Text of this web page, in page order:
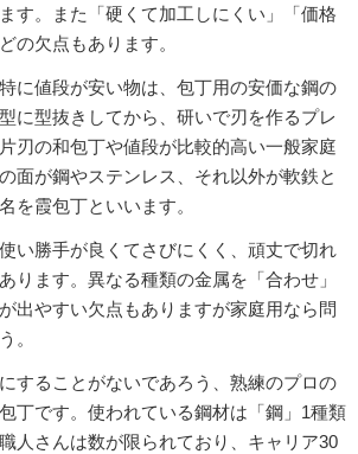
す。また「硬くて加工しにくい」「価格
の欠点もあります。
に値段が安い物は、包丁用の安価な鋼の
に型抜きしてから、研いで刃を作るプレ
刃の和包丁や値段が比較的高い一般家庭
面が鋼やステンレス、それ以外が軟鉄と
を霞包丁といいます。
い勝手が良くてさびにくく、頑丈で切れ
ります。異なる種類の金属を「合わせ」
出やすい欠点もありますが家庭用なら問
。
することがないであろう、熟練のプロの
丁です。使われている鋼材は「鋼」1種類
人さんは数が限られており、キャリア30